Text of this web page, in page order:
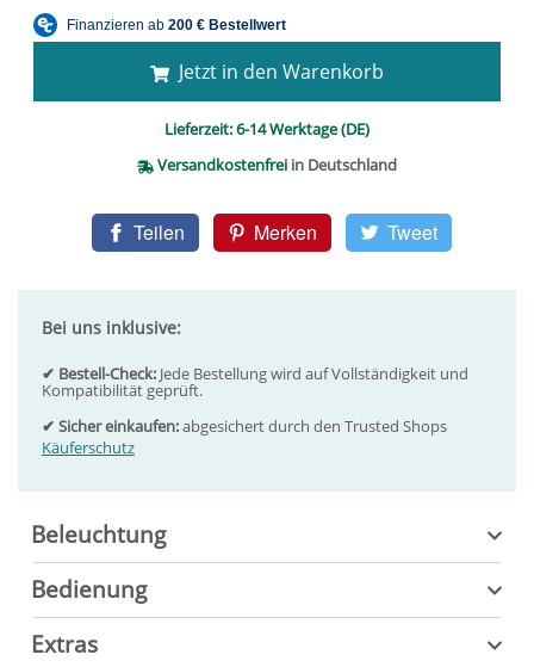
Beleuchtung
Bedienung
Extras
Jetzt in den Warenkorb
Lieferzeit:6-14 Werktage (DE)
Versandkostenfrei in Deutschland
Teilen Merken Tweet
Bei uns inklusive:
✔ Bestell-Check: Jede Bestellung wird auf Vollständigkeit und
Kompatibilität geprüft.
✔ Sicher einkaufen:abgesichert durch den Trusted Shops
Käuferschutz